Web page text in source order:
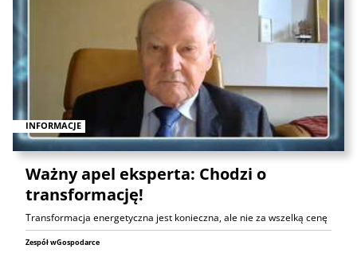
INFORMACJE
Ważny apel eksperta: Chodzi o
transformację!
Transformacja energetyczna jest konieczna, ale nie za wszelką cenę
Zespół wGospodarce